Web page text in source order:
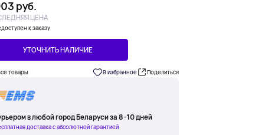
руб.
ЦЕНА
к заказу
УТОЧНИТЬ НАЛИЧИЕ
товары В избранное Поделиться
в любой город Беларуси за 8-10 дней
доставка с абсолютной гарантией